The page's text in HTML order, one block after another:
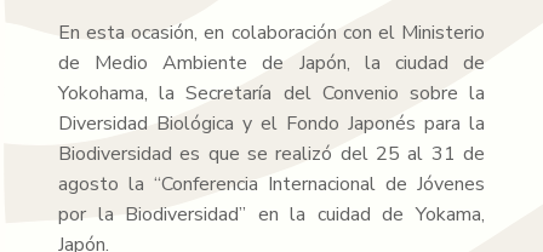
En esta ocasión, en colaboración con el Ministerio
de Medio Ambiente de Japón, la ciudad de
Yokohama, la Secretaría del Convenio sobre la
Diversidad Biológica y el Fondo Japonés para la
Biodiversidad es que se realizó del 25 al 31 de
agosto la “Conferencia Internacional de Jóvenes
por la Biodiversidad” en la cuidad de Yokama,
Japón.